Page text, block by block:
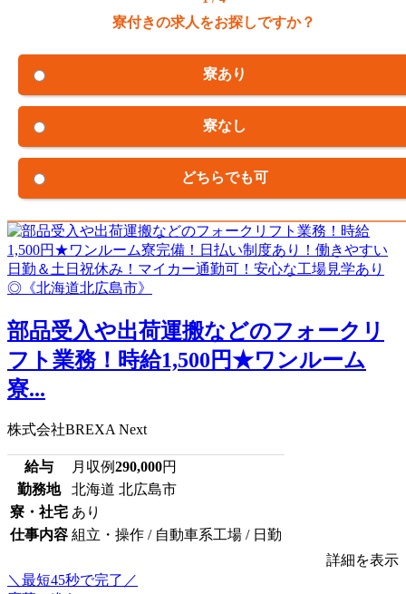
寮付きの求人をお探しですか？
寮あり
寮なし
どちらでも可
部品受入や出荷運搬などのフォークリ
フト業務！時給1,500円★ワンルーム
寮...
株式会社BREXA Next
給与 月収例290,000円
勤務地
北海道 北広島市
寮・社宅 あり
仕事内容 組立・操作 / 自動車系工場 / 日勤
詳細を表示
＼最短45秒で完了／